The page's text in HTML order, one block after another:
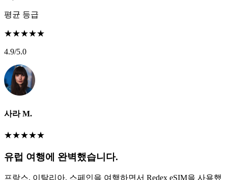
평균 등급
★★★★★
4.9/5.0
사라 M.
★★★★★
유럽 여행에 완벽했습니다.
프랑스, 이탈리아, 스페인을 여행하면서 Redex eSIM을 사용했